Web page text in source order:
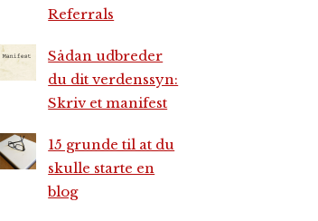
Referrals
Sådan udbreder
du dit verdenssyn:
Skriv et manifest
15 grunde til at du
skulle starte en
blog